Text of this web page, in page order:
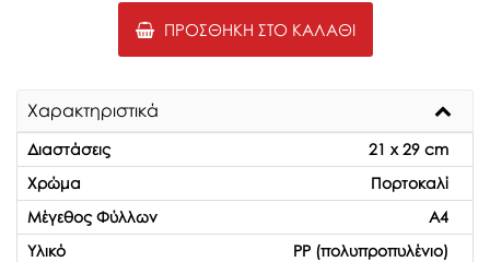
ΠΡΟΣΘΉΚΗ ΣΤΟ ΚΑΛΆΘΙ
Χαρακτηριστικά
Διαστάσεις
21 x 29 cm
Χρώμα
Πορτοκαλί
Μέγεθος Φύλλων
Α4
Υλικό
PP (πολυπροπυλένιο)